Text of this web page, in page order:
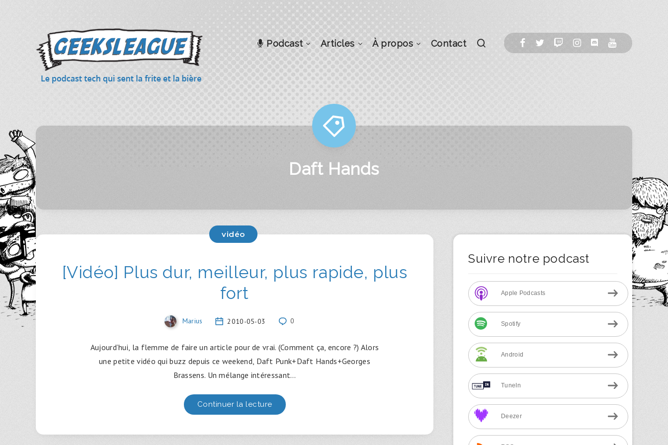
Podcast Articles À propos Contact
Daft Hands
vidéo
[Vidéo] Plus dur, meilleur, plus rapide, plus
fort
Marius 2010-05-03 0
Aujourd’hui, la flemme de faire un article pour de vrai. (Comment ça, encore ?) Alors
une petite vidéo qui buzz depuis ce weekend, Daft Punk+Daft Hands+Georges
Brassens. Un mélange intéressant…
Continuer la lecture
Suivre notre podcast
Apple Podcasts
Spotify
Android
TuneIn
Deezer